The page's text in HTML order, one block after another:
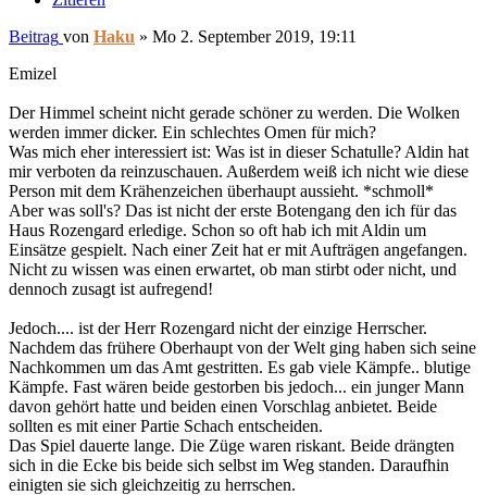
Beitrag von Haku » Mo 2. September 2019, 19:11
Emizel
Der Himmel scheint nicht gerade schöner zu werden. Die Wolken
werden immer dicker. Ein schlechtes Omen für mich?
Was mich eher interessiert ist: Was ist in dieser Schatulle? Aldin hat
mir verboten da reinzuschauen. Außerdem weiß ich nicht wie diese
Person mit dem Krähenzeichen überhaupt aussieht. *schmoll*
Aber was soll's? Das ist nicht der erste Botengang den ich für das
Haus Rozengard erledige. Schon so oft hab ich mit Aldin um
Einsätze gespielt. Nach einer Zeit hat er mit Aufträgen angefangen.
Nicht zu wissen was einen erwartet, ob man stirbt oder nicht, und
dennoch zusagt ist aufregend!
Jedoch.... ist der Herr Rozengard nicht der einzige Herrscher.
Nachdem das frühere Oberhaupt von der Welt ging haben sich seine
Nachkommen um das Amt gestritten. Es gab viele Kämpfe.. blutige
Kämpfe. Fast wären beide gestorben bis jedoch... ein junger Mann
davon gehört hatte und beiden einen Vorschlag anbietet. Beide
sollten es mit einer Partie Schach entscheiden.
Das Spiel dauerte lange. Die Züge waren riskant. Beide drängten
sich in die Ecke bis beide sich selbst im Weg standen. Daraufhin
einigten sie sich gleichzeitig zu herrschen.